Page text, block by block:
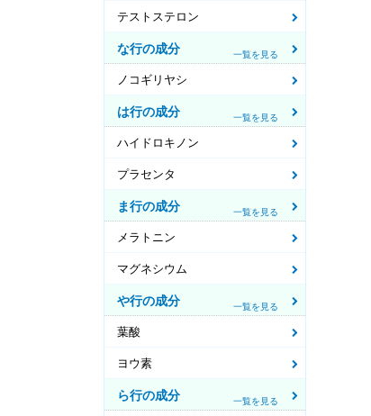
テストステロン
な行の成分 一覧を見る
ノコギリヤシ
は行の成分 一覧を見る
ハイドロキノン
プラセンタ
ま行の成分 一覧を見る
メラトニン
マグネシウム
や行の成分 一覧を見る
葉酸
ヨウ素
ら行の成分 一覧を見る